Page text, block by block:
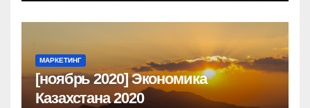
МАРКЕТИНГ
[ноябрь 2020] Экономика
Казахстана 2020